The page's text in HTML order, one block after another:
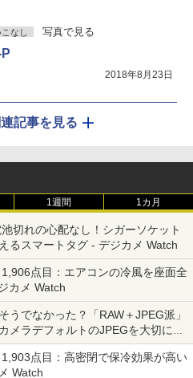
なし 写真で見る
2018年8月23日
記事を見る
1週間 1カ月
切れの心配なし！シガーソケット
るスマートタグ - デジカメ Watch
点目：エアコンの冷風を座面全
カメ Watch
うでなかった？「RAW＋JPEG派」
ラデフォルトのJPEGを大切にす
点目：高密閉で保冷効果が高い
Watch